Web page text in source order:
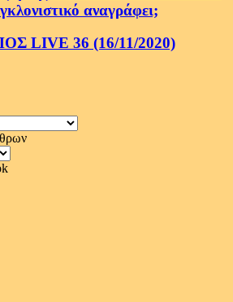
αναγράφει;
LIVE 36 (16/11/2020)